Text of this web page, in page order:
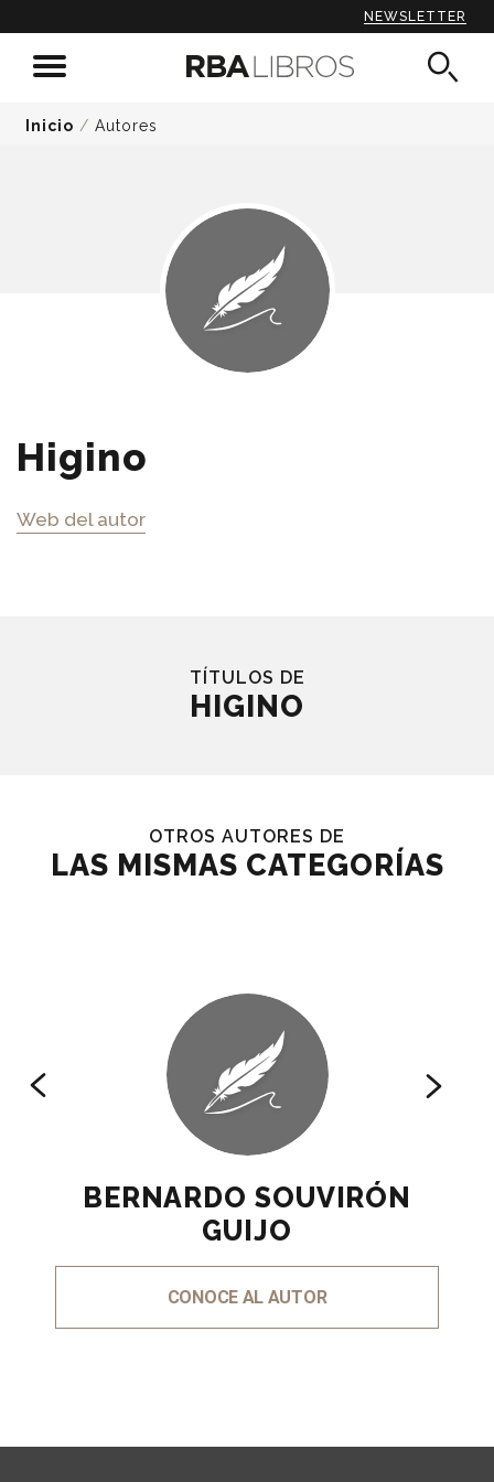
NEWSLETTER
Inicio / Autores
Higino
Web del autor
TÍTULOS DE
HIGINO
OTROS AUTORES DE
LAS MISMAS CATEGORÍAS
BERNARDO SOUVIRÓN
GUIJO
CONOCE AL AUTOR